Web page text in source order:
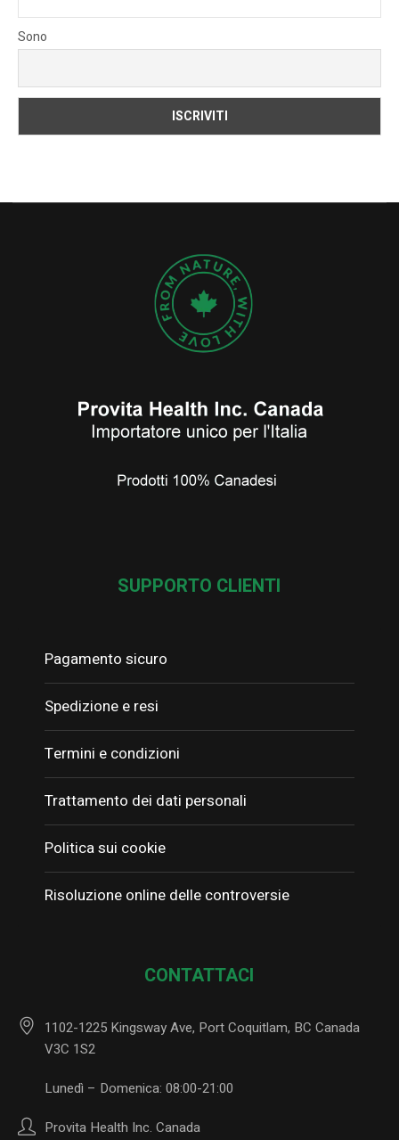
Sono
SUPPORTO CLIENTI
Pagamento sicuro
Spedizione e resi
Termini e condizioni
Trattamento dei dati personali
Politica sui cookie
Risoluzione online delle controversie
CONTATTACI
1102-1225 Kingsway Ave, Port Coquitlam, BC Canada
V3C 1S2
Lunedì – Domenica: 08:00-21:00
Provita Health Inc. Canada